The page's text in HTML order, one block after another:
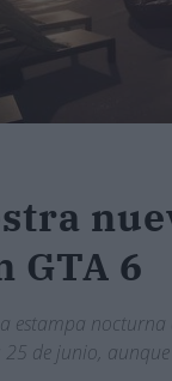
GTA 6
estampa
25 de junio,